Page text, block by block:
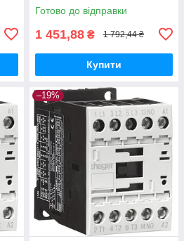
Готово до відправки
1 451,88 ₴ 1 792,44 ₴
Купити
–19%